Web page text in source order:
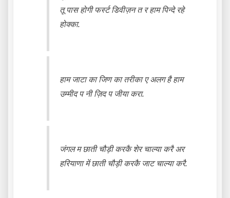
तू पास होगी फर्स्ट डिवीज़न त र हाम पिन्दे रहे
होक्का.
हाम जाटा का जिण का तरीका ए अलग है हाम
उम्मीद प नी ज़िद प जीया करा.
जंगल म छाती चौड़ी करकै शेर चाल्या करै अर
हरियाणा में छाती चौड़ी करकै जाट चाल्या करै.